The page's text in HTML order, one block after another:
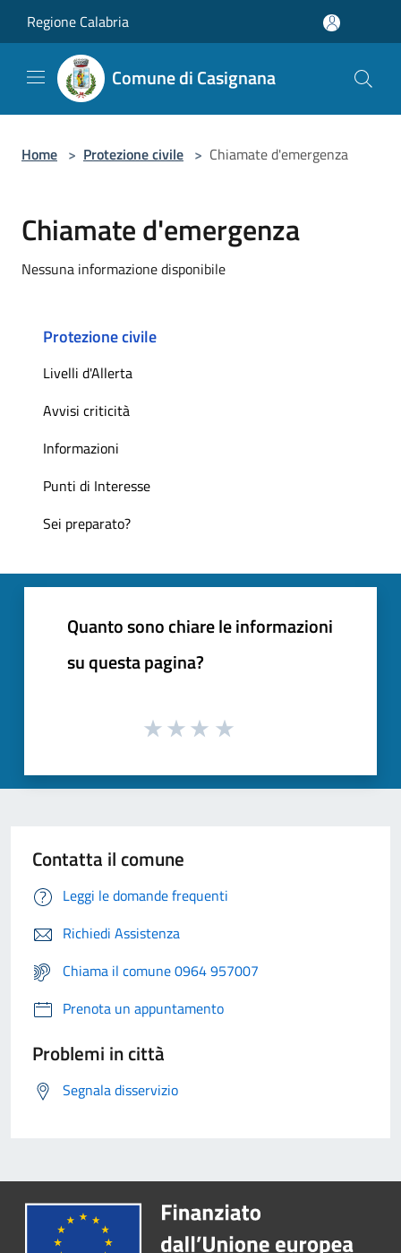
Regione Calabria
Comune di Casignana
Home > Protezione civile > Chiamate d'emergenza
Chiamate d'emergenza
Nessuna informazione disponibile
Protezione civile
Livelli d'Allerta
Avvisi criticità
Informazioni
Punti di Interesse
Sei preparato?
Quanto sono chiare le informazioni
su questa pagina?
Contatta il comune
Leggi le domande frequenti
Richiedi Assistenza
Chiama il comune 0964 957007
Prenota un appuntamento
Problemi in città
Segnala disservizio